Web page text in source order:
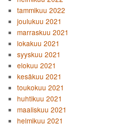
tammikuu 2022
joulukuu 2021
marraskuu 2021
lokakuu 2021
syyskuu 2021
elokuu 2021
kesäkuu 2021
toukokuu 2021
huhtikuu 2021
maaliskuu 2021
helmikuu 2021